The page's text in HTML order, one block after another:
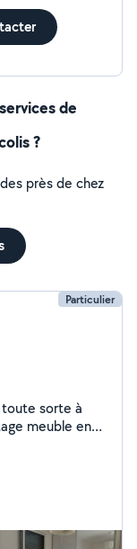
de
?
près de chez
Particulier
sorte à
meuble en
à me